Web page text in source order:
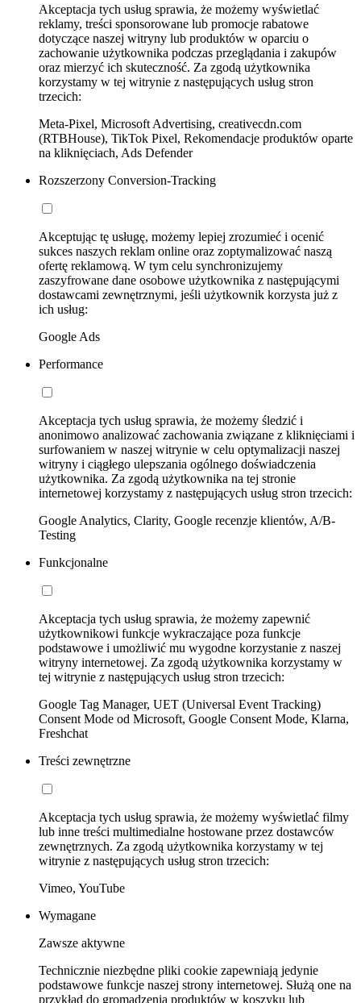
Akceptacja tych usług sprawia, że możemy wyświetlać
reklamy, treści sponsorowane lub promocje rabatowe
dotyczące naszej witryny lub produktów w oparciu o
zachowanie użytkownika podczas przeglądania i zakupów
oraz mierzyć ich skuteczność. Za zgodą użytkownika
korzystamy w tej witrynie z następujących usług stron
trzecich:
Meta-Pixel, Microsoft Advertising, creativecdn.com
(RTBHouse), TikTok Pixel, Rekomendacje produktów oparte
na kliknięciach, Ads Defender
Rozszerzony Conversion-Tracking
Akceptując tę usługę, możemy lepiej zrozumieć i ocenić
sukces naszych reklam online oraz zoptymalizować naszą
ofertę reklamową. W tym celu synchronizujemy
zaszyfrowane dane osobowe użytkownika z następującymi
dostawcami zewnętrznymi, jeśli użytkownik korzysta już z
ich usług:
Google Ads
Performance
Akceptacja tych usług sprawia, że możemy śledzić i
anonimowo analizować zachowania związane z kliknięciami i
surfowaniem w naszej witrynie w celu optymalizacji naszej
witryny i ciągłego ulepszania ogólnego doświadczenia
użytkownika. Za zgodą użytkownika na tej stronie
internetowej korzystamy z następujących usług stron trzecich:
Google Analytics, Clarity, Google recenzje klientów, A/B-
Testing
Funkcjonalne
Akceptacja tych usług sprawia, że możemy zapewnić
użytkownikowi funkcje wykraczające poza funkcje
podstawowe i umożliwić mu wygodne korzystanie z naszej
witryny internetowej. Za zgodą użytkownika korzystamy w
tej witrynie z następujących usług stron trzecich:
Google Tag Manager, UET (Universal Event Tracking)
Consent Mode od Microsoft, Google Consent Mode, Klarna,
Freshchat
Treści zewnętrzne
Akceptacja tych usług sprawia, że możemy wyświetlać filmy
lub inne treści multimedialne hostowane przez dostawców
zewnętrznych. Za zgodą użytkownika korzystamy w tej
witrynie z następujących usług stron trzecich:
Vimeo, YouTube
Wymagane
Zawsze aktywne
Technicznie niezbędne pliki cookie zapewniają jedynie
podstawowe funkcje naszej strony internetowej. Służą one na
przykład do gromadzenia produktów w koszyku lub